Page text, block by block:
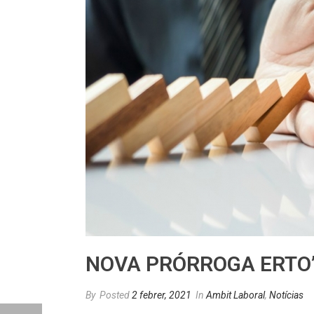
NOVA PRÓRROGA
By Posted2 febrer, 2021 In Ambit Laboral, Notícias